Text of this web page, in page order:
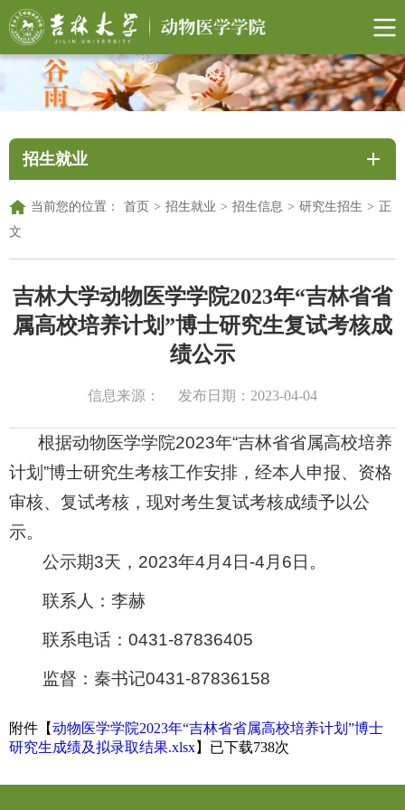
招生就业
当前您的位置： 首页 > 招生就业 > 招生信息 > 研究生招生 > 正
文
吉林大学动物医学学院2023年“吉林省省
属高校培养计划”博士研究生复试考核成
绩公示
信息来源： 发布日期：2023-04-04
根据动物医学学院2023年“吉林省省属高校培养
计划”博士研究生考核工作安排，经本人申报、资格
审核、复试考核，现对考生复试考核成绩予以公
示。
公示期3天， 2023年4 月 4 日-4 月 6 日。
联系人：李赫
联系电话： 0431-87836405
监督：秦书记0431-87836158
附件【动物医学学院2023年“吉林省省属高校培养计划”博士
研究生成绩及拟录取结果.xlsx】已下载738次